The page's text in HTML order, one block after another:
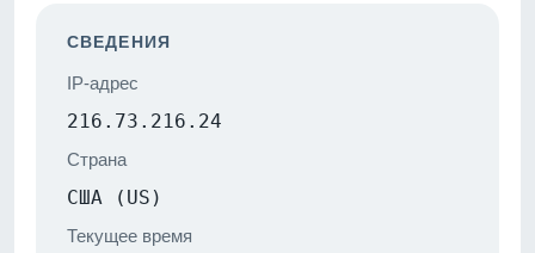
СВЕДЕНИЯ
IP-адрес
216.73.216.24
Страна
США (US)
Текущее время